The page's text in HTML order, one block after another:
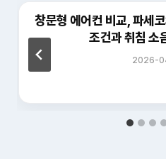
창문형 에어컨 비교, 파세
조건과 취침 소
2026-